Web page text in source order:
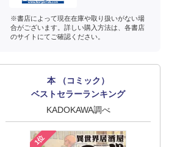
※書店によって現在在庫や取り扱いがない場
合がございます。詳しい購入方法は、各書店
のサイトにてご確認ください。
本 （コミック）
ベストセラーランキング
KADOKAWA調べ
1位